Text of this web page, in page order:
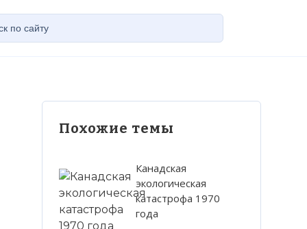
Похожие темы
Канадская
экологическая
катастрофа 1970
года